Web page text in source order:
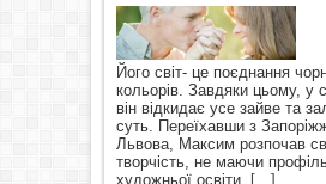
Його світ- це поєднання
кольорів. Завдяки цьому, у
він відкидає усе зайве та
суть. Переїхавши з
Львова, Максим розпочав
творчість, не маючи
художньої освіти.
[…]